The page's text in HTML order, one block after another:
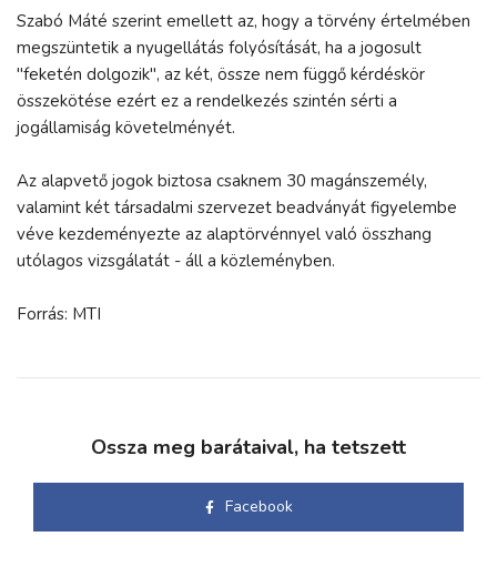
Szabó Máté szerint emellett az, hogy a törvény értelmében
megszüntetik a nyugellátás folyósítását, ha a jogosult
"feketén dolgozik", az két, össze nem függő kérdéskör
összekötése ezért ez a rendelkezés szintén sérti a
jogállamiság követelményét.
Az alapvető jogok biztosa csaknem 30 magánszemély,
valamint két társadalmi szervezet beadványát figyelembe
véve kezdeményezte az alaptörvénnyel való összhang
utólagos vizsgálatát - áll a közleményben.
Forrás: MTI
Ossza meg barátaival, ha tetszett
Facebook